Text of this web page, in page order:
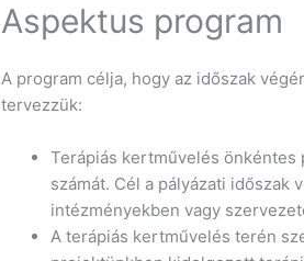
Aspektus program
A program célja, hogy az időszak
tervezzük:
Terápiás kertművelés önkéntes
számát. Cél a pályázati időszak
intézményekben vagy
A terápiás kertművelés terén